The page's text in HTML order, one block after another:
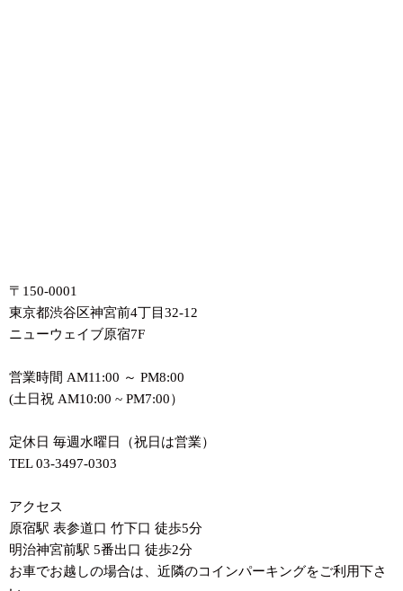
〒150-0001
東京都渋谷区神宮前4丁目32-12
ニューウェイブ原宿7F
営業時間 AM11:00 ～ PM8:00
(土日祝 AM10:00 ~ PM7:00）
定休日 毎週水曜日（祝日は営業）
TEL 03-3497-0303
アクセス
原宿駅 表参道口 竹下口 徒歩5分
明治神宮前駅 5番出口 徒歩2分
お車でお越しの場合は、近隣のコインパーキングをご利用下さ